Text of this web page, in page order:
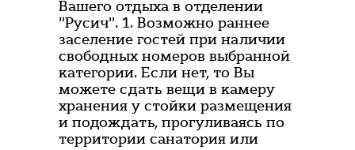
Вашего отдыха в отделении
"Русич". 1. Возможно раннее
заселение гостей при наличии
свободных номеров выбранной
категории. Если нет, то Вы
можете сдать вещи в камеру
хранения у стойки размещения
и подождать, прогуливаясь по
территории санатория или